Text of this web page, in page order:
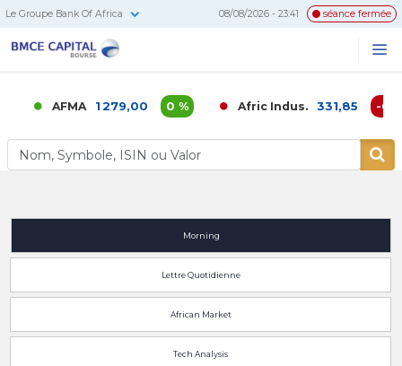
Le Groupe Bank Of Africa 08/08/2026 - 23:41 séance fermée
AFMA 1 279,00 0 % Afric Indus. 331,85 -
Morning
Lettre Quotidienne
African Market
Tech Analysis